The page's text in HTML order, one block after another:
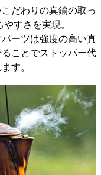
だわりの真鍮の取っ
すさを実現。
ーツは強度の高い真
ことでストッパー代
す。